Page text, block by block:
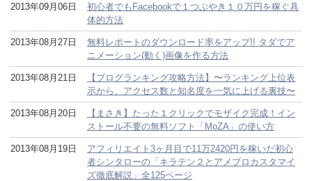
2013年09月06日
初心者でもFacebookで１つぶやき１０万円を稼ぐ具
体的方法
2013年08月27日
無料レポートのダウンロード率をアップ!! タダでア
ニメーション(動く)画像を作る方法
2013年08月21日
【ブログランキング攻略方法】〜ランキング上位表
示から、アクセス数と知名度を一気に上げる裏技〜
2013年08月20日
【まさき】たった１クリックでモザイク完成！イン
ストール不要の無料ソフト「MoZA」の使い方
2013年08月19日
アフィリエイト3ヶ月目で11万2420円を稼いだ初心
者シンタローの「キラテン２とアメブロカスタマイ
ズ徹底解説」全125ページ